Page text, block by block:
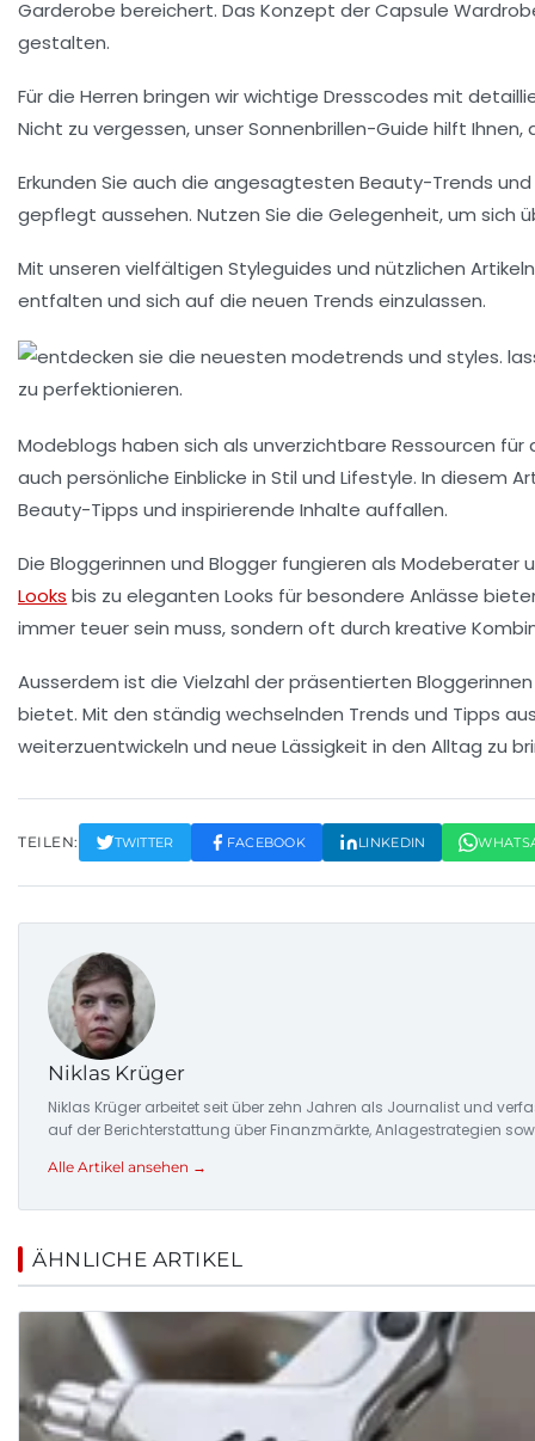
Garderobe bereichert. Das Konzept derCapsule
gestalten.
Für die Herren bringen wir wichtige Dresscodes mit
Nicht zu vergessen, unserSonnenbrillen-Guide hilft Ihnen,
Erkunden Sie auch die angesagtesten Beauty-Trends
gepflegt aussehen. Nutzen Sie die Gelegenheit, um sich
Mit unseren vielfältigen Styleguides und nützlichen
entfalten und sich auf die neuen Trends einzulassen.
Modeblogs haben sich als unverzichtbare Ressourcen für
auch persönliche Einblicke in Stil und Lifestyle. In
Beauty-Tipps und inspirierende Inhalte auffallen.
Die Bloggerinnen und Blogger fungieren als Modeberater
Looks bis zu eleganten Looks für besondere Anlässe
immer teuer sein muss, sondern oft durch kreative
Ausserdem ist die Vielzahl der präsentierten
bietet. Mit den ständig wechselnden Trends und Tipps
weiterzuentwickeln und neue Lässigkeit in den Alltag zu
TEILEN: TWITTER FACEBOOK LINKEDIN
Niklas Krüger
Niklas Krüger arbeitet seit über zehn Jahren als Journalist und
auf der Berichterstattung über Finanzmärkte, Anlagestrategien
Alle Artikel ansehen →
ÄHNLICHE ARTIKEL